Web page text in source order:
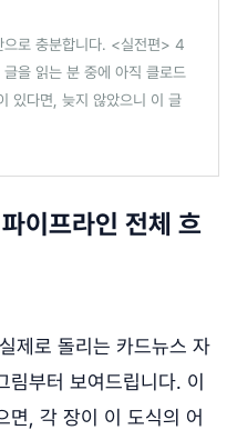
로 충분합니다. <실전편> 4
을 읽는 분 중에 아직 클로드
있다면, 늦지 않았으니 이 글
이프라인 전체 흐
제로 돌리는 카드뉴스 자
부터 보여드립니다. 이
면, 각 장이 이 도식의 어